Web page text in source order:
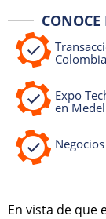
CONOCE
Colombia
Expo
en
En vista de que